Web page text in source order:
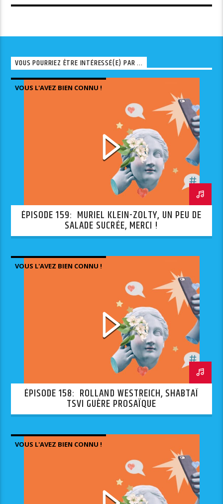
VOUS POURRIEZ ÊTRE INTÉRESSÉ(E) PAR ...
VOUS L'AVEZ BIEN CONNU !
ÉPISODE 159: MURIEL KLEIN-ZOLTY, UN PEU DE
SALADE SUCRÉE, MERCI !
VOUS L'AVEZ BIEN CONNU !
ÉPISODE 158: ROLLAND WESTREICH, SHABTAÏ
TSVI GUÈRE PROSAÏQUE
VOUS L'AVEZ BIEN CONNU !